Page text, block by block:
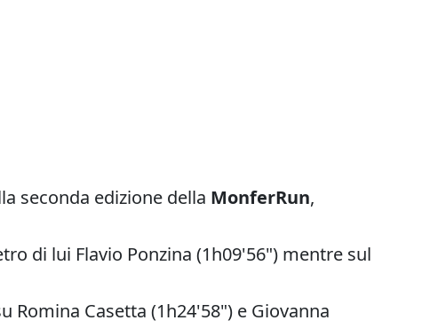
seconda edizione della MonferRun,
di lui Flavio Ponzina (1h09'56") mentre sul
Romina Casetta (1h24'58") e Giovanna